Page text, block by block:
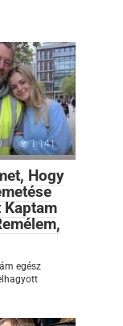
1 141
Hogy
egész